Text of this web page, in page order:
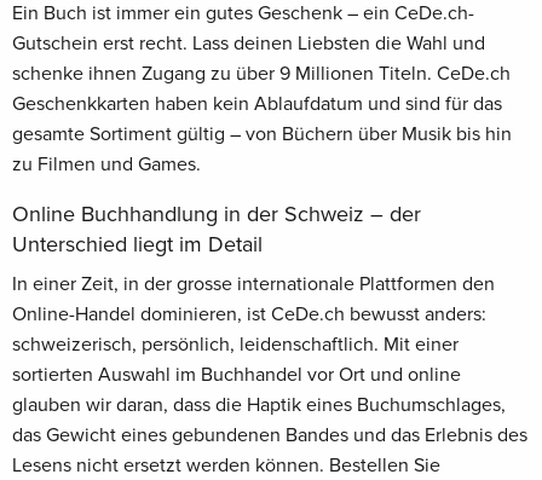
Ein Buch ist immer ein gutes Geschenk – ein CeDe.ch-
Gutschein erst recht. Lass deinen Liebsten die Wahl und
schenke ihnen Zugang zu über 9 Millionen Titeln. CeDe.ch
Geschenkkarten haben kein Ablaufdatum und sind für das
gesamte Sortiment gültig – von Büchern über Musik bis hin
zu Filmen und Games.
Online Buchhandlung in der Schweiz – der
Unterschied liegt im Detail
In einer Zeit, in der grosse internationale Plattformen den
Online-Handel dominieren, ist CeDe.ch bewusst anders:
schweizerisch, persönlich, leidenschaftlich. Mit einer
sortierten Auswahl im Buchhandel vor Ort und online
glauben wir daran, dass die Haptik eines Buchumschlages,
das Gewicht eines gebundenen Bandes und das Erlebnis des
Lesens nicht ersetzt werden können. Bestellen Sie